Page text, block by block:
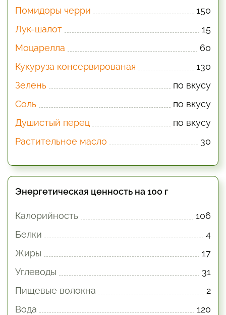
Помидоры черри
150
Лук-шалот
15
Моцарелла
60
Кукуруза консервированая
130
Зелень
по вкусу
Соль
по вкусу
Душистый перец
по вкусу
Растительное масло
30
Энергетическая ценность на 100 г
Калорийность
106
Белки
4
Жиры
17
Углеводы
31
Пищевые волокна
2
Вода
120